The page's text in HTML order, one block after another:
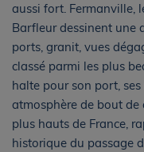
aussi fort. Fermanville,
Barfleur dessinent une
ports, granit, vues
classé parmi les plus
halte pour son port,
atmosphère de bout de
plus hauts de France,
historique du passage